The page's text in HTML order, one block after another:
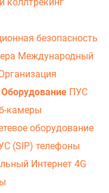
безопасность
Международный
Оборудование ПУС
камеры
оборудование
(SIP) телефоны
Интернет 4G